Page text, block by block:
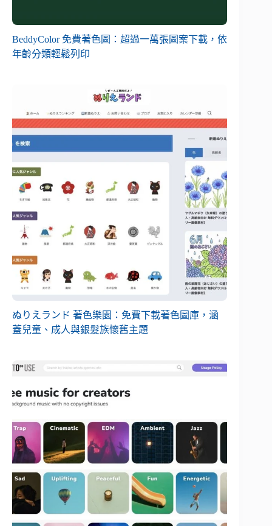
BeddyColor 免費著色圖：超過一萬張圖案下載，依
年齡分類輕鬆列印
ぬりえランド 著色樂園：免費下載著色圖庫，涵
蓋兒童、成人與銀髮族懷舊主題